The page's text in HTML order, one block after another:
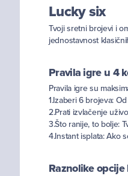
Lucky six
Tvoji sretni brojevi i
jednostavnost
Pravila igre u 4
Pravila igre su
1.Izaberi 6 brojeva:
2.Prati izvlačenje
3.Što ranije, to bolje:
4.Instant isplata: Ako
Raznolike